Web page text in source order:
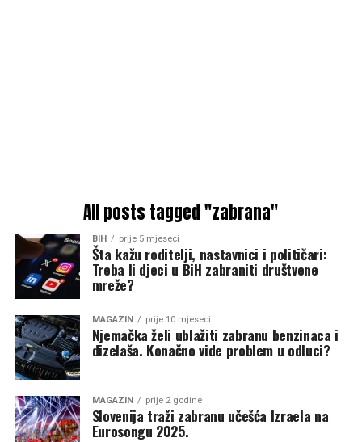
All posts tagged "zabrana"
BIH prije 5 mjeseci
Šta kažu roditelji, nastavnici i političari:
Treba li djeci u BiH zabraniti društvene
mreže?
MAGAZIN prije 10 mjeseci
Njemačka želi ublažiti zabranu benzinaca i
dizelaša. Konačno vide problem u odluci?
MAGAZIN prije 2 godine
Slovenija traži zabranu učešća Izraela na
Eurosongu 2025.